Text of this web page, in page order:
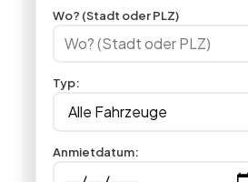
Wo? (Stadt oder PLZ)
Typ:
Anmietdatum: